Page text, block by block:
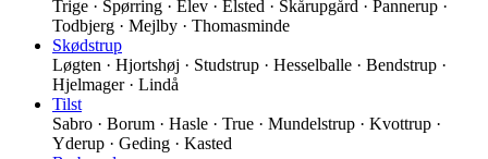
Trige · Spørring · Elev · Elsted · Skårupgård · Pannerup ·
Todbjerg · Mejlby · Thomasminde
Skødstrup
Løgten · Hjortshøj · Studstrup · Hesselballe · Bendstrup ·
Hjelmager · Lindå
Tilst
Sabro · Borum · Hasle · True · Mundelstrup · Kvottrup ·
Yderup · Geding · Kasted